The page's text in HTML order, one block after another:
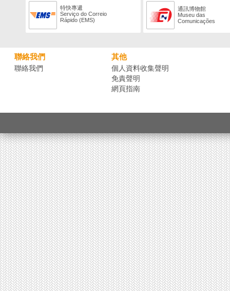
特快專遞
Serviço do Correio
Rápido (EMS)
通訊博物館
Museu das
Comunicações
聯絡我們
聯絡我們
其他
個人資料收集聲明
免責聲明
網頁指南